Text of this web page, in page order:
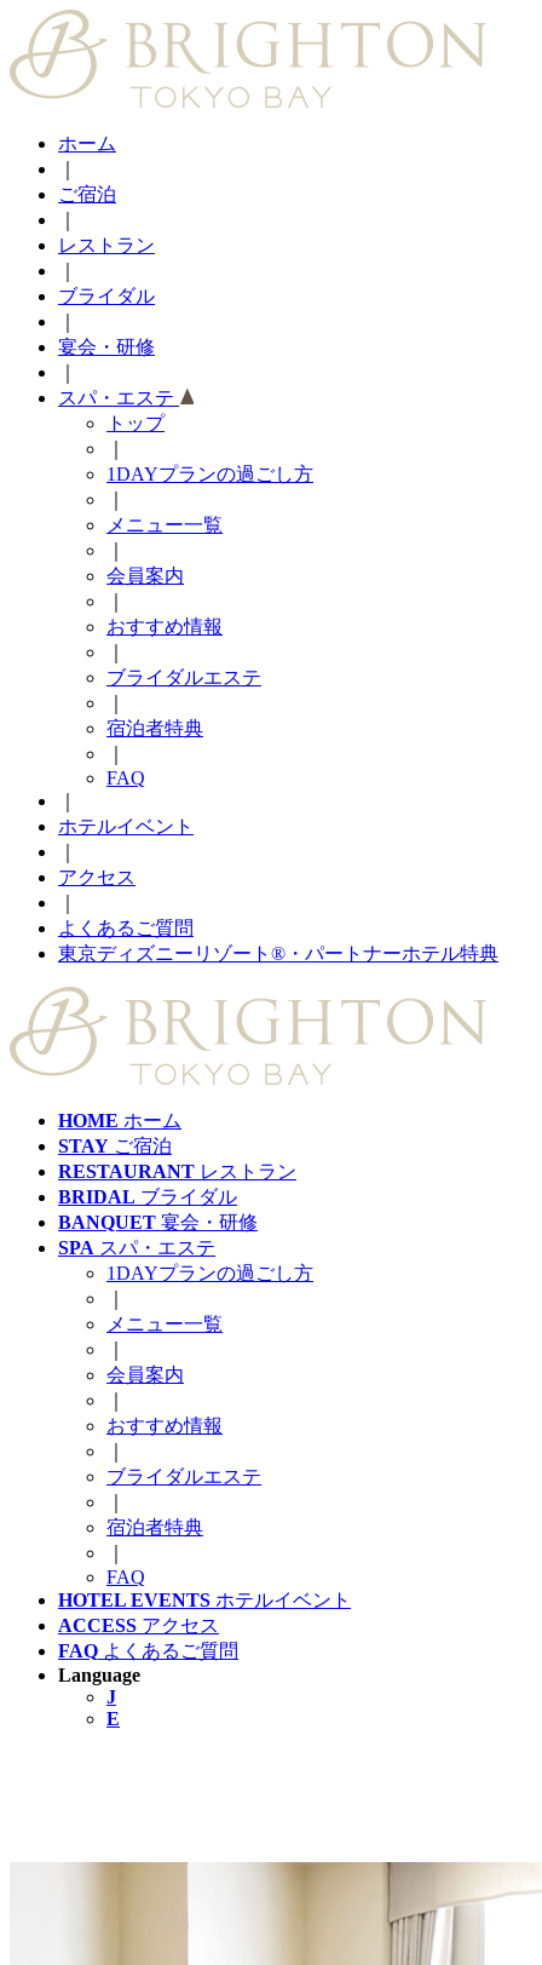
ホーム
ご宿泊
レストラン
ブライダル
宴会・研修
スパ・エステ
トップ
1DAYプランの過ごし方
メニュー一覧
会員案内
おすすめ情報
ブライダルエステ
宿泊者特典
FAQ
ホテルイベント
アクセス
よくあるご質問
東京ディズニーリゾート®・パートナーホテル特典
HOME ホーム
STAY ご宿泊
RESTAURANT レストラン
BRIDAL ブライダル
BANQUET 宴会・研修
SPA スパ・エステ
1DAYプランの過ごし方
メニュー一覧
会員案内
おすすめ情報
ブライダルエステ
宿泊者特典
FAQ
HOTEL EVENTS ホテルイベント
ACCESS アクセス
FAQ よくあるご質問
Language
J
E